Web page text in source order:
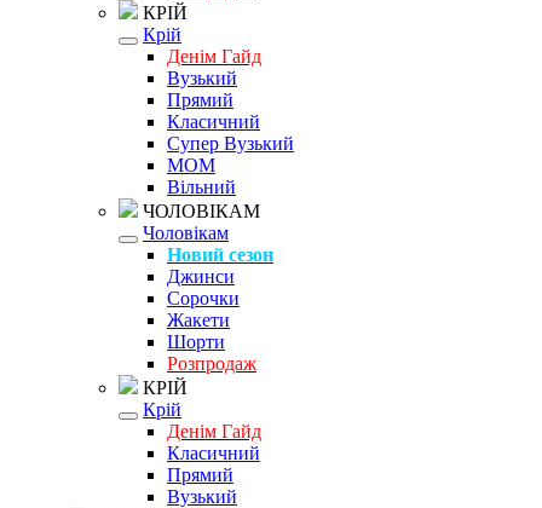
КРІЙ
Крій
Денім Гайд
Вузький
Прямий
Класичний
Супер Вузький
MOM
Вільний
ЧОЛОВІКАМ
Чоловікам
Новий сезон
Джинси
Сорочки
Жакети
Шорти
Розпродаж
КРІЙ
Крій
Денім Гайд
Класичний
Прямий
Вузький